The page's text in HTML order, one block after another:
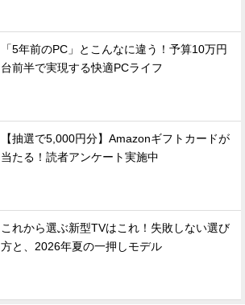
「5年前のPC」とこんなに違う！予算10万円
台前半で実現する快適PCライフ
【抽選で5,000円分】Amazonギフトカードが
当たる！読者アンケート実施中
これから選ぶ新型TVはこれ！失敗しない選び
方と、2026年夏の一押しモデル